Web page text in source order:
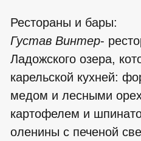
НЕ
ЧТОБЫ
Если у вас остались вопросы,
с нами и мы обязательно
и предоставим более
информацию!